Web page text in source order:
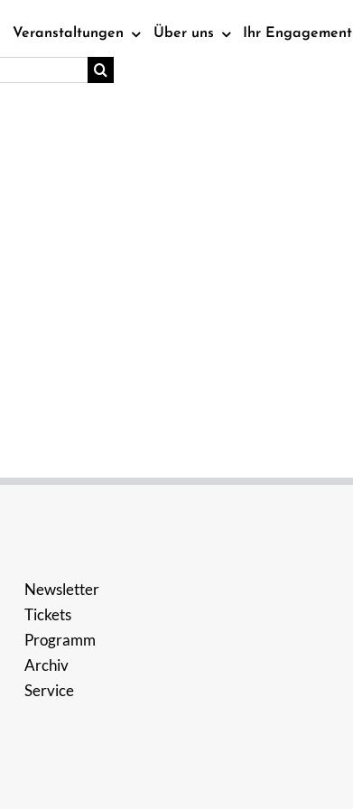
Veranstaltungen Über uns Ihr Engagement
Newsletter
Tickets
Programm
Archiv
Service